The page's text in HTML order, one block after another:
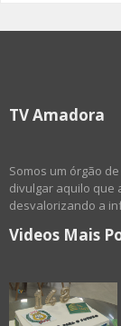
TV Amadora
Somos um órgão
divulgar aquilo que
desvalorizando a
Videos Mais